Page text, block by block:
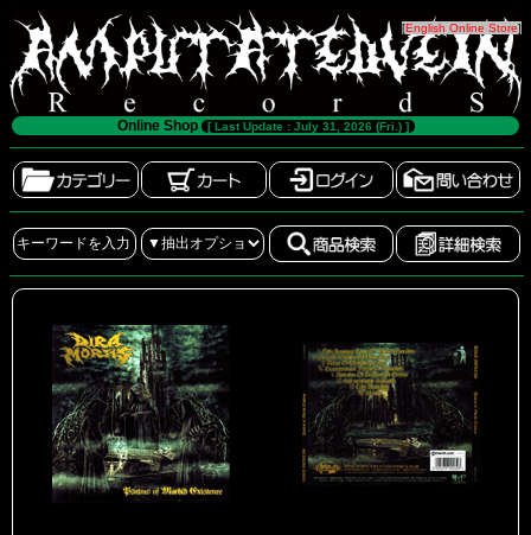
[English Online Store]
Online Shop [ Last Update : July 31, 2026 (Fri.) ]